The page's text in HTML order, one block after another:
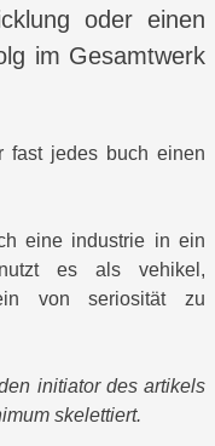
oder einen
im Gesamtwerk
fast jedes buch einen
eine industrie in ein
es als vehikel,
von seriosität zu
initiator des artikels
skelettiert.